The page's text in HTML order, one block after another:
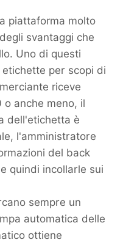
piattaforma molto
svantaggi che
Uno di questi
per scopi di
riceve
anche meno, il
dell'etichetta è
l'amministratore
del back
quindi incollarle sui
sempre un
automatica delle
ottiene